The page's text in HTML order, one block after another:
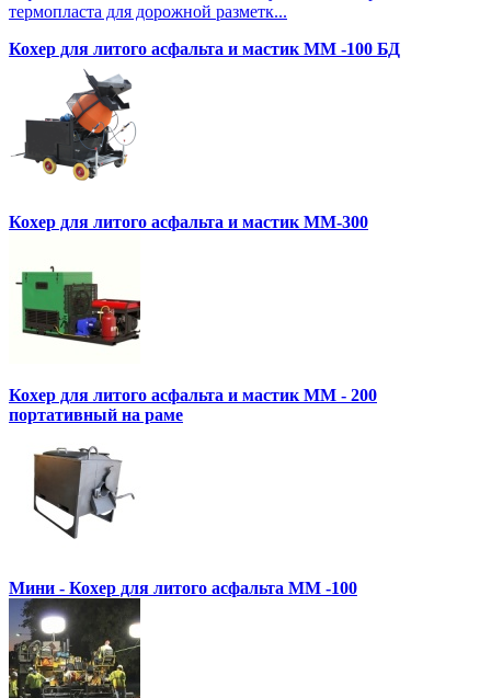
термопласта для дорожной разметк...
Кохер для литого асфальта и мастик MM -100 БД
Кохер для литого асфальта и мастик MM-300
Кохер для литого асфальта и мастик MM - 200
портативный на раме
Мини - Кохер для литого асфальта MM -100